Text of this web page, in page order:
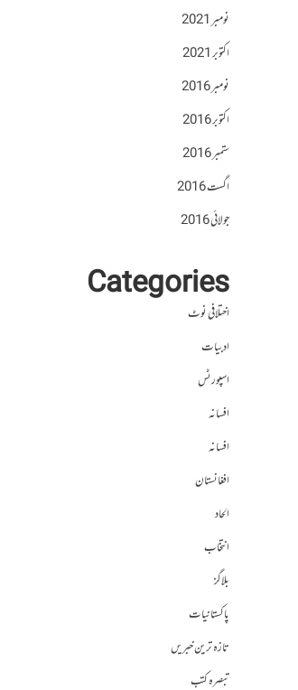
نومبر 2021
اکتوبر 2021
نومبر 2016
اکتوبر 2016
ستمبر 2016
اگست 2016
جولائی 2016
Categories
اختلافی نوٹ
ادبیات
اسپورٹس
افسانہ
افسانہ
افغانستان
الحاد
انتخاب
بلاگز
پاکستانیات
تازہ ترین خبریں
تبصرہ کتب